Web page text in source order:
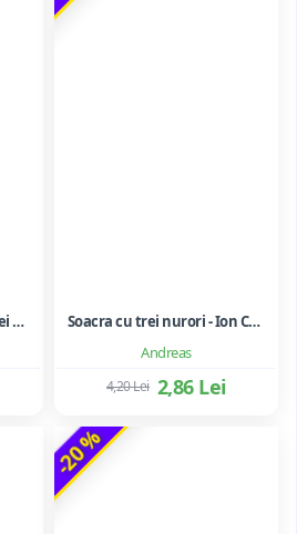
Ultimul an din viața Elenei Ceaușescu - LAVINIA BETEA
Andreas
Soacra cu trei nurori - Ion Creanga
2,86 Lei
4,20 Lei
-20 %